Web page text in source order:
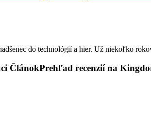
do technológií a hier. Už niekoľko
ČlánokPrehľad recenzií na